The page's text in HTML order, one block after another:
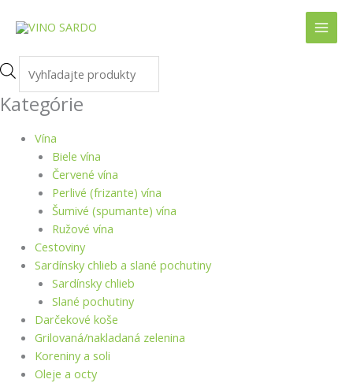
search
Kategórie
Vína
Biele vína
Červené vína
Perlivé (frizante) vína
Šumivé (spumante) vína
Ružové vína
Cestoviny
Sardínsky chlieb a slané pochutiny
Sardínsky chlieb
Slané pochutiny
Darčekové koše
Grilovaná/nakladaná zelenina
Koreniny a soli
Oleje a octy
množstvo
Kôš
Aragosta
množstvo
Kôš
Aragosta